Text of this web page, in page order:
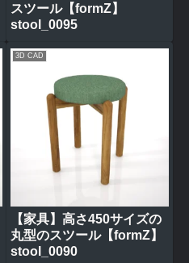
スツール【formZ】
stool_0095
3D CAD
【家具】高さ450サイズの
丸型のスツール【formZ】
stool_0090